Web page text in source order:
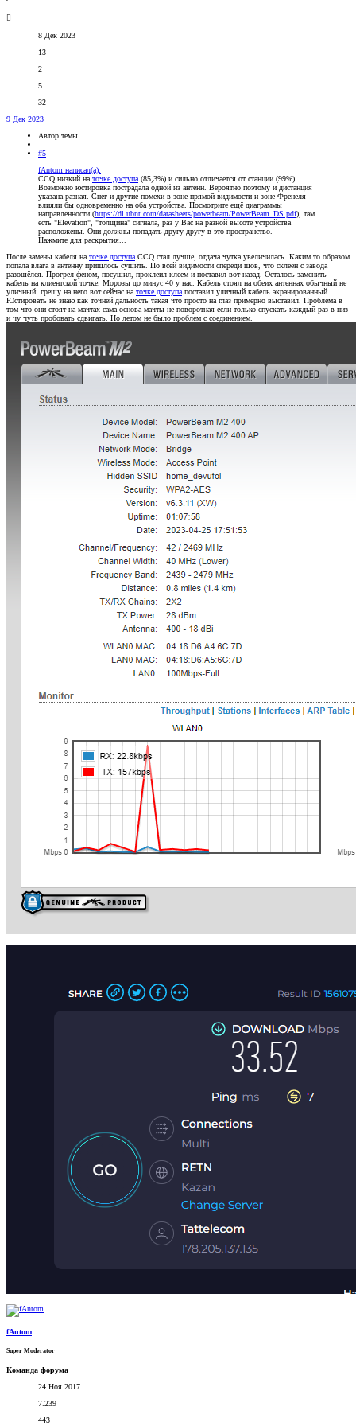
8 Дек 2023
13
2
5
32
9 Дек 2023
Автор темы
#5
fAntom написал(а):
CCQ низкий на точке доступа (85,3%) и сильно отличается от станции (99%).
Возможно юстировка пострадала одной из антенн. Вероятно поэтому и дистанция
указана разная. Снег и другие помехи в зоне прямой видимости и зоне Френеля
влияли бы одновременно на оба устройства. Посмотрите ещё диаграммы
направленности (https://dl.ubnt.com/datasheets/powerbeam/PowerBeam_DS.pdf), там
есть "Elevаtion", "толщина" сигнала, раз у Вас на разной высоте устройства
расположены. Они должны попадать другу другу в это пространство.
Нажмите для раскрытия...
После замены кабеля на точке доступа CCQ стал лучше, отдача чутка увеличилась. Каким то образом
попала влага в антенну пришлось сушить. По всей видимости спереди шов, что склеен с завода
разошёлся. Прогрел феном, посушил, проклеил клеем и поставил вот назад. Осталось заменить
кабель на клиентской точке. Морозы до минус 40 у нас. Кабель стоял на обеих антеннах обычный не
уличный. грешу на него вот сейчас на точке доступа поставил уличный кабель экранированный.
Юстировать не знаю как точней дальность такая что просто на глаз примерно выставил. Проблема в
том что они стоят на мачтах сама основа мачты не поворотная если только спускать каждый раз в низ
и чу чуть пробовать сдвигать. Но летом не было проблем с соединением.
fAntom
Super Moderator
Команда форума
24 Ноя 2017
7.239
443